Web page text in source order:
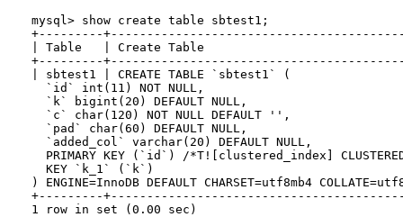
mysql> show create table sbtest1;
+---------
| Table   | Create Table
+---------
| sbtest1 | CREATE TABLE `sbtest1` (
  `id` int(11) NOT NULL,
  `k` bigint(20) DEFAULT NULL,
  `c` char(120) NOT NULL DEFAULT '',
  `pad` char(60) DEFAULT NULL,
  `added_col` varchar(20) DEFAULT NULL,
PRIMARY KEY (`id`) /*T![clustered_index]
  KEY `k_1` (`k`)
) ENGINE=InnoDB DEFAULT CHARSET=utf8mb4
+---------
1 row in set (0.00 sec)